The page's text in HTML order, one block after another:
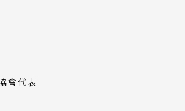
代表